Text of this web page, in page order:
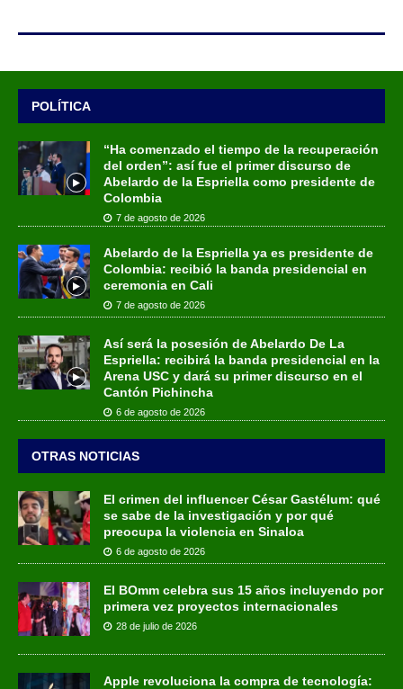
POLÍTICA
“Ha comenzado el tiempo de la recuperación
del orden”: así fue el primer discurso de
Abelardo de la Espriella como presidente de
Colombia
7 de agosto de 2026
Abelardo de la Espriella ya es presidente de
Colombia: recibió la banda presidencial en
ceremonia en Cali
7 de agosto de 2026
Así será la posesión de Abelardo De La
Espriella: recibirá la banda presidencial en la
Arena USC y dará su primer discurso en el
Cantón Pichincha
6 de agosto de 2026
OTRAS NOTICIAS
El crimen del influencer César Gastélum: qué
se sabe de la investigación y por qué
preocupa la violencia en Sinaloa
6 de agosto de 2026
El BOmm celebra sus 15 años incluyendo por
primera vez proyectos internacionales
28 de julio de 2026
Apple revoluciona la compra de tecnología: